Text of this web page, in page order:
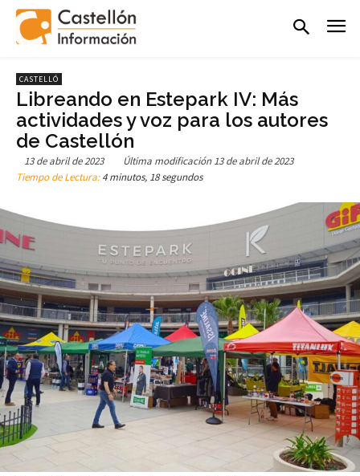
CASTELLÓ
Libreando en Estepark IV: Más
actividades y voz para los autores
de Castellón
13 de abril de 2023 Última modificación 13 de abril de 2023
Tiempo de Lectura:4 minutos, 18 segundos